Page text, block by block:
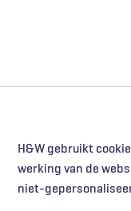
H&W gebruikt
werking van de
niet-